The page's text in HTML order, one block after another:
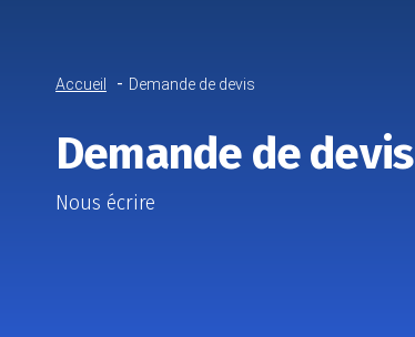
Accueil Demande de devis
Demande de devis
Nous écrire